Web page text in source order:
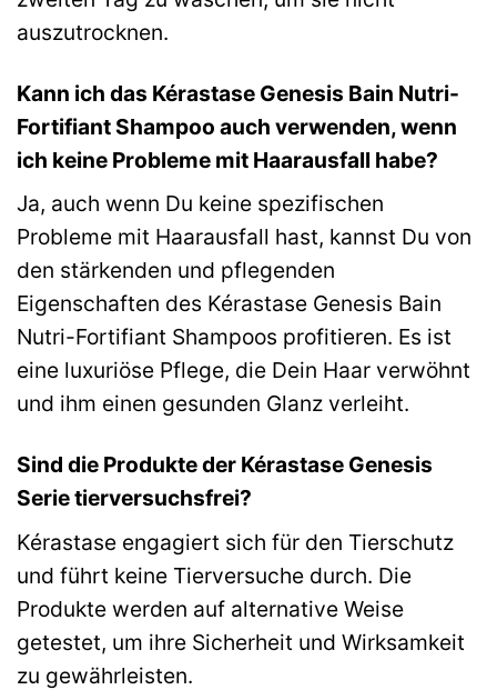
auszutrocknen.
Kann ich das Kérastase Genesis Bain Nutri-
Fortifiant Shampoo auch verwenden, wenn
ich keine Probleme mit Haarausfall habe?
Ja, auch wenn Du keine spezifischen
Probleme mit Haarausfall hast, kannst Du von
den stärkenden und pflegenden
Eigenschaften des Kérastase Genesis Bain
Nutri-Fortifiant Shampoos profitieren. Es ist
eine luxuriöse Pflege, die Dein Haar verwöhnt
und ihm einen gesunden Glanz verleiht.
Sind die Produkte der Kérastase Genesis
Serie tierversuchsfrei?
Kérastase engagiert sich für den Tierschutz
und führt keine Tierversuche durch. Die
Produkte werden auf alternative Weise
getestet, um ihre Sicherheit und Wirksamkeit
zu gewährleisten.